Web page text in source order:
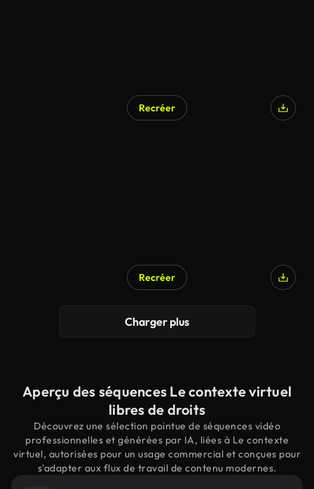
Recréer
Recréer
Charger plus
Aperçu des séquences Le contexte virtuel
libres de droits
Découvrez une sélection pointue de séquences vidéo
professionnelles et générées par IA, liées à Le contexte
virtuel, autorisées pour un usage commercial et conçues pour
s'adapter aux flux de travail de contenu modernes.